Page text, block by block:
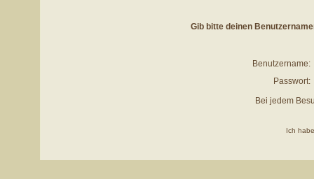
Gib bitte deinen
Benutzername:
Passwort:
Bei jedem
Ich